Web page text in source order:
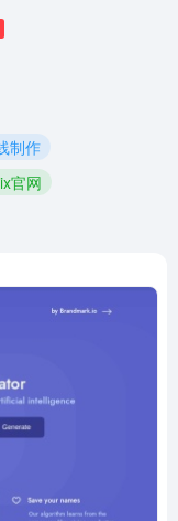
制作
官网